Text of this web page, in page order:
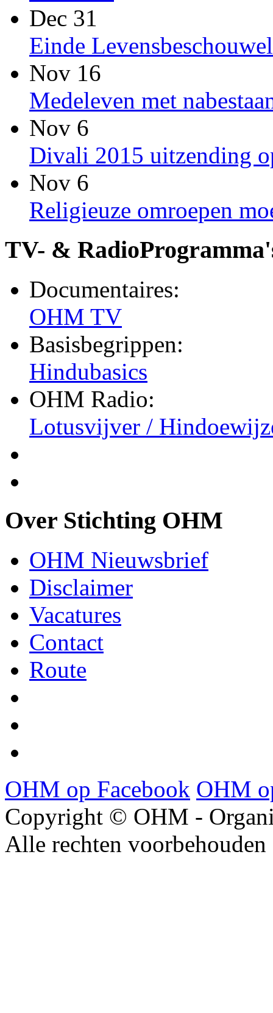
Dec 31
Einde
Nov 16
Medeleven met
Nov 6
Divali 2015 uitzending
Nov 6
Religieuze omroepen
TV- &
Documentaires:
OHM TV
Basisbegrippen:
Hindubasics
OHM Radio:
Lotusvijver /
Over Stichting OHM
OHM Nieuwsbrief
Disclaimer
Vacatures
Contact
Route
OHM op Facebook OHM
Copyright © OHM -
Alle rechten